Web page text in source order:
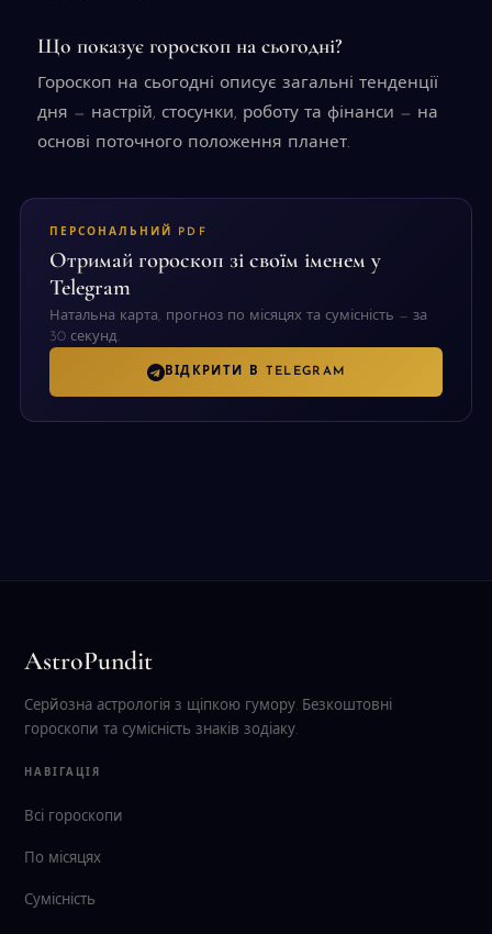
Що показує гороскоп на сьогодні?
Гороскоп на сьогодні описує загальні тенденції
дня — настрій, стосунки, роботу та фінанси — на
основі поточного положення планет.
ПЕРСОНАЛЬНИЙ PDF
Отримай гороскоп зі своїм іменем у
Telegram
Натальна карта, прогноз по місяцях та сумісність — за
30 секунд.
ВІДКРИТИ В TELEGRAM
AstroPundit
Серйозна астрологія з щіпкою гумору. Безкоштовні
гороскопи та сумісність знаків зодіаку.
НАВІГАЦІЯ
Всі гороскопи
По місяцях
Сумісність